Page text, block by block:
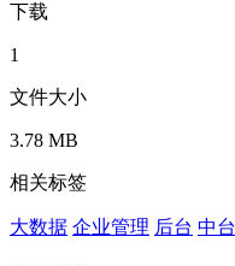
下载
1
文件大小
3.78 MB
相关标签
大数据 企业管理 后台 中台